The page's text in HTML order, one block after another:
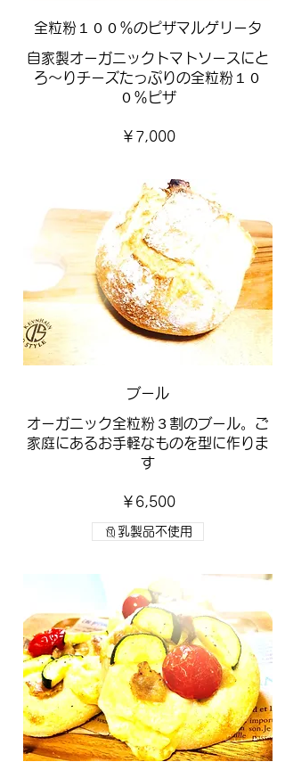
全粒粉１００％のピザマルゲリータ
自家製オーガニックトマトソースにと
ろ～りチーズたっぷりの全粒粉１０
０％ピザ
￥7,000
ブール
オーガニック全粒粉３割のブール。ご
家庭にあるお手軽なものを型に作りま
す
￥6,500
乳製品不使用